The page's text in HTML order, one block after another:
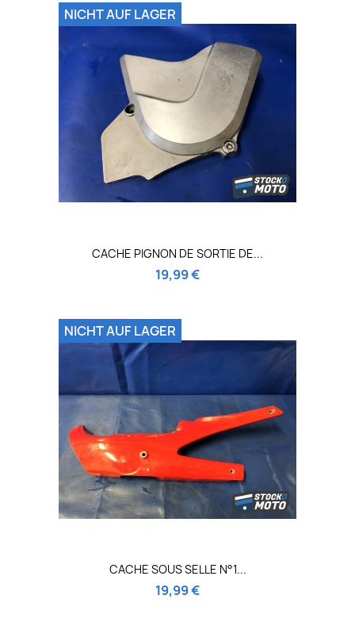
CACHE PIGNON DE SORTIE DE...
19,99 €
NICHT AUF LAGER
CACHE SOUS SELLE N°1...
19,99 €
NICHT AUF LAGER